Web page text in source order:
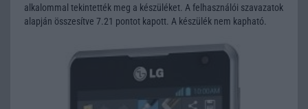
alkalommal tekintették meg a készüléket. A felhasználói szavazatok
alapján összesítve 7.21 pontot kapott. A készülék nem kapható.